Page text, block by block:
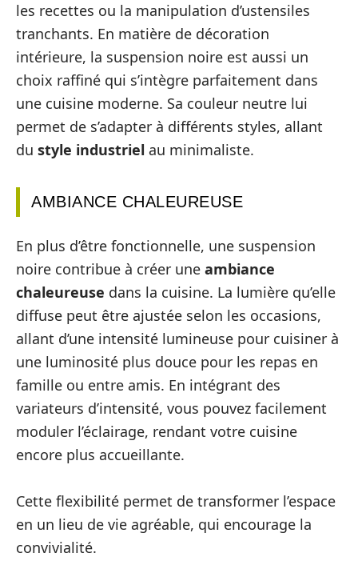
les recettes ou la manipulation d’ustensiles
tranchants. En matière de décoration
intérieure, la suspension noire est aussi un
choix raffiné qui s’intègre parfaitement dans
une cuisine moderne. Sa couleur neutre lui
permet de s’adapter à différents styles, allant
du style industriel au minimaliste.
AMBIANCE CHALEUREUSE
En plus d’être fonctionnelle, une suspension
noire contribue à créer une ambiance
chaleureuse dans la cuisine. La lumière qu’elle
diffuse peut être ajustée selon les occasions,
allant d’une intensité lumineuse pour cuisiner à
une luminosité plus douce pour les repas en
famille ou entre amis. En intégrant des
variateurs d’intensité, vous pouvez facilement
moduler l’éclairage, rendant votre cuisine
encore plus accueillante.
Cette flexibilité permet de transformer l’espace
en un lieu de vie agréable, qui encourage la
convivialité.